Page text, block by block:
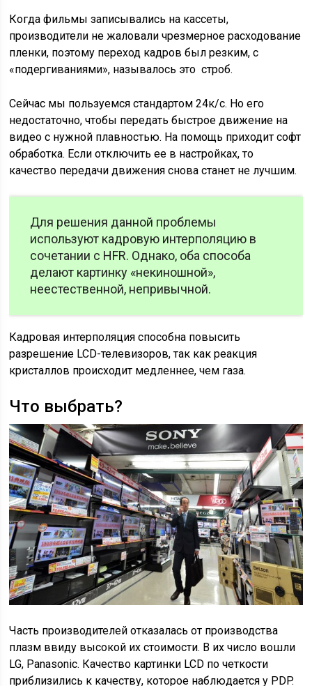
Когда фильмы записывались на кассеты,
производители не жаловали чрезмерное расходование
пленки, поэтому переход кадров был резким, с
«подергиваниями», называлось это строб.
Сейчас мы пользуемся стандартом 24к/с. Но его
недостаточно, чтобы передать быстрое движение на
видео с нужной плавностью. На помощь приходит софт
обработка. Если отключить ее в настройках, то
качество передачи движения снова станет не лучшим.
Для решения данной проблемы
используют кадровую интерполяцию в
сочетании с HFR. Однако, оба способа
делают картинку «некиношной»,
неестественной, непривычной.
Кадровая интерполяция способна повысить
разрешение LCD-телевизоров, так как реакция
кристаллов происходит медленнее, чем газа.
Что выбрать?
Часть производителей отказалась от производства
плазм ввиду высокой их стоимости. В их число вошли
LG, Panasonic. Качество картинки LCD по четкости
приблизились к качеству, которое наблюдается у PDP.